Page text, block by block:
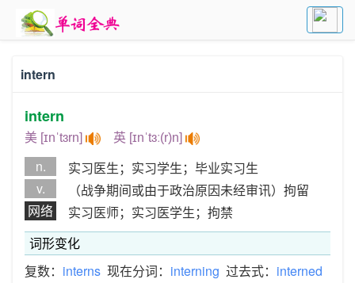
intern
intern
美 [ɪnˈtɜrn] 英 [ɪnˈtɜː(r)n]
n.
实习医生；实习学生；毕业实习生
v.
（战争期间或由于政治原因未经审讯）拘留
网络
实习医师；实习医学生；拘禁
词形变化
复数： interns 现在分词： interning 过去式： interned